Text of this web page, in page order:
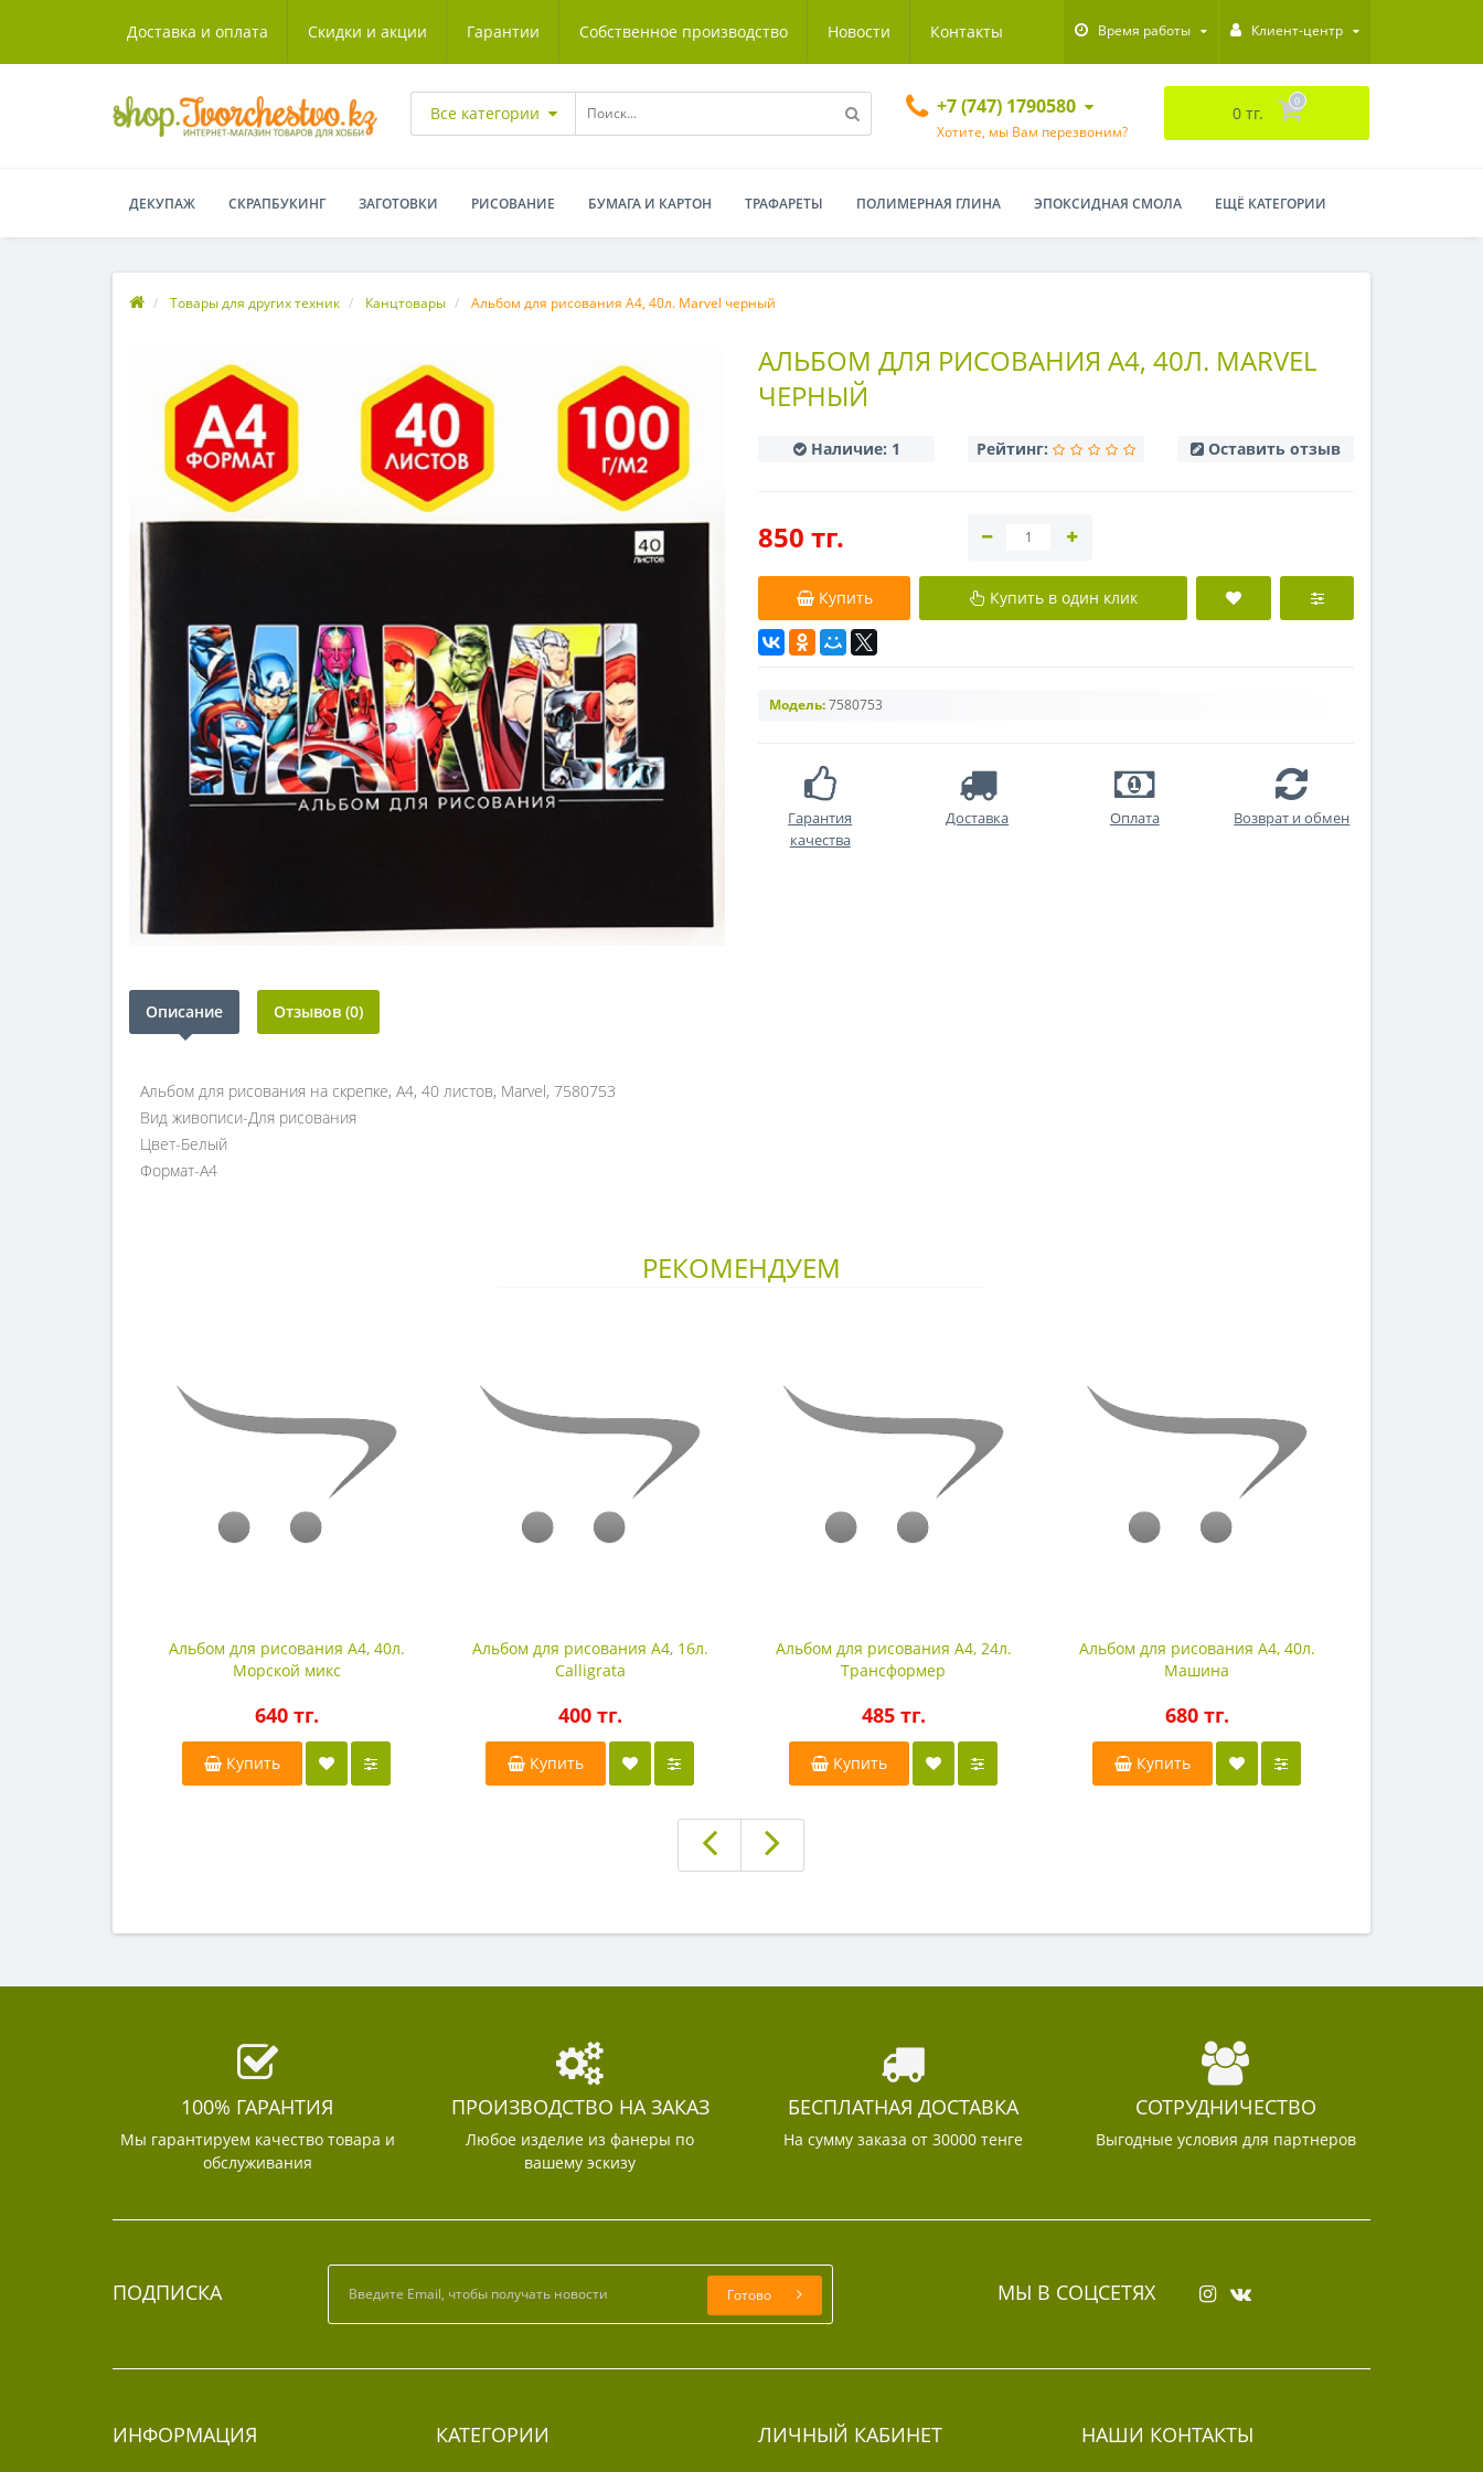
Доставка и оплата Скидки и акции Гарантии Собственное производство Новости Контакты Время работы Клиент-центр
Все категории +7 (747) 1790580
Хотите, мы Вам перезвоним?
0 тг.
0
ДЕКУПАЖ СКРАПБУКИНГ ЗАГОТОВКИ РИСОВАНИЕ БУМАГА И КАРТОН ТРАФАРЕТЫ ПОЛИМЕРНАЯ ГЛИНА ЭПОКСИДНАЯ СМОЛА ЕЩЁ КАТЕГОРИИ
Товары для других техник Канцтовары Альбом для рисования А4, 40л. Marvel черный
АЛЬБОМ ДЛЯ РИСОВАНИЯ А4, 40Л. MARVEL
ЧЕРНЫЙ
Наличие: 1 Рейтинг: Оставить отзыв
850 тг.
Купить Купить в один клик
Модель:7580753
Гарантия
качества
Доставка Оплата Возврат и обмен
Описание Отзывов (0)
Альбом для рисования на скрепке, А4, 40 листов, Marvel, 7580753
Вид живописи-Для рисования
Цвет-Белый
Формат-А4
РЕКОМЕНДУЕМ
Альбом для рисования А4, 40л.
Морской микс
640 тг.
Купить
Альбом для рисования А4, 16л.
Calligrata
400 тг.
Купить
Альбом для рисования А4, 24л.
Трансформер
485 тг.
Купить
Альбом для рисования А4, 40л.
Машина
680 тг.
Купить
100% ГАРАНТИЯ
Мы гарантируем качество товара и
обслуживания
ПРОИЗВОДСТВО НА ЗАКАЗ
Любое изделие из фанеры по
вашему эскизу
БЕСПЛАТНАЯ ДОСТАВКА
На сумму заказа от 30000 тенге
СОТРУДНИЧЕСТВО
Выгодные условия для партнеров
ПОДПИСКА Готово МЫ В СОЦСЕТЯХ
ИНФОРМАЦИЯ КАТЕГОРИИ ЛИЧНЫЙ КАБИНЕТ НАШИ КОНТАКТЫ